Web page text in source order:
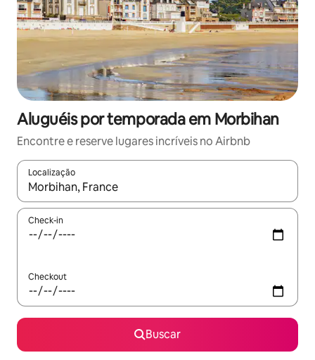
Aluguéis por temporada em Morbihan
Encontre e reserve lugares incríveis no Airbnb
Localização
Quando os resultados estiverem disponíveis, explore-os
Check-in
Checkout
Buscar